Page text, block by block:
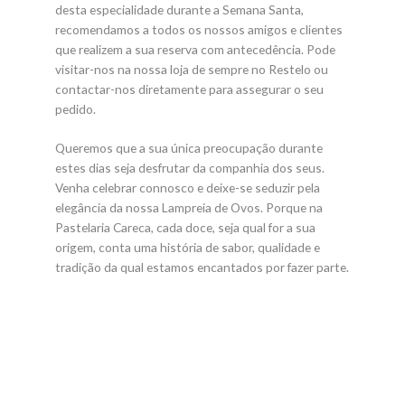
desta especialidade durante a Semana Santa,
recomendamos a todos os nossos amigos e clientes
que realizem a sua reserva com antecedência. Pode
visitar-nos na nossa loja de sempre no Restelo ou
contactar-nos diretamente para assegurar o seu
pedido.
Queremos que a sua única preocupação durante
estes dias seja desfrutar da companhia dos seus.
Venha celebrar connosco e deixe-se seduzir pela
elegância da nossa Lampreia de Ovos. Porque na
Pastelaria Careca, cada doce, seja qual for a sua
origem, conta uma história de sabor, qualidade e
tradição da qual estamos encantados por fazer parte.